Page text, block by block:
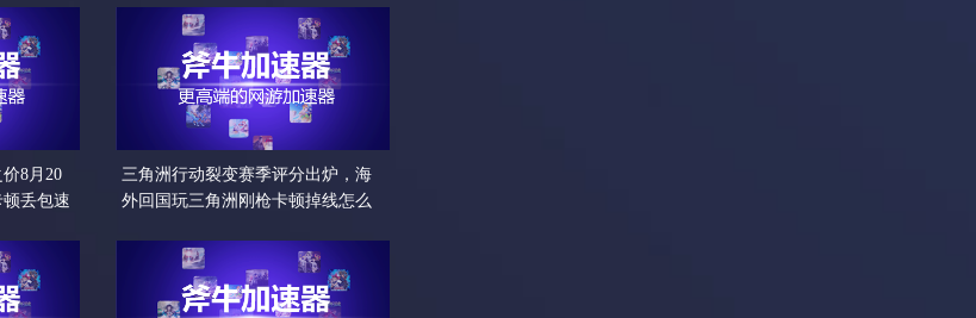
8月20
丢包速
三角洲行动裂变赛季评分出炉，海
外回国玩三角洲刚枪卡顿掉线怎么